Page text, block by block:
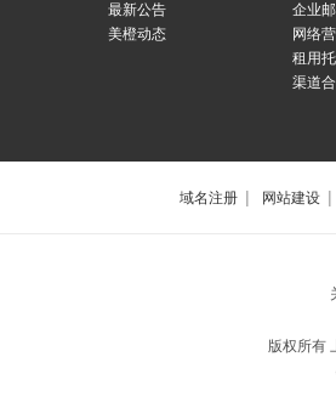
最新公告
美橙动态
企业
网络
租用
渠道
域名注册 | 网站建设 |
版权所有